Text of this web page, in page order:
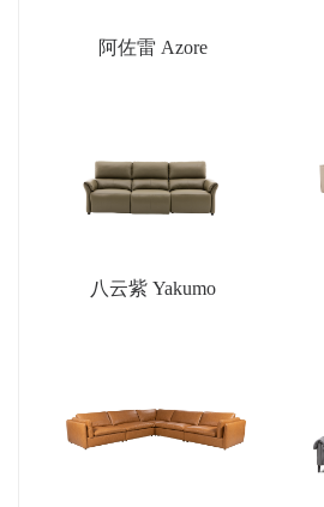
阿佐雷 Azore
八云紫 Yakumo